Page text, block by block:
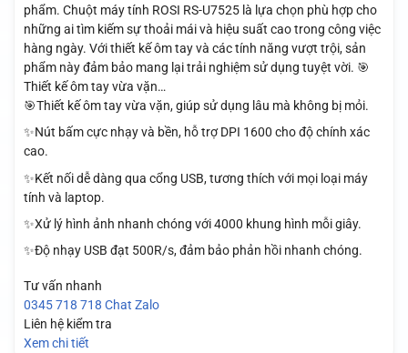
phẩm. Chuột máy tính ROSI RS-U7525 là lựa chọn phù hợp cho
những ai tìm kiếm sự thoải mái và hiệu suất cao trong công việc
hàng ngày. Với thiết kế ôm tay và các tính năng vượt trội, sản
phẩm này đảm bảo mang lại trải nghiệm sử dụng tuyệt vời. 🎯
Thiết kế ôm tay vừa vặn…
🎯Thiết kế ôm tay vừa vặn, giúp sử dụng lâu mà không bị mỏi.
✨Nút bấm cực nhạy và bền, hỗ trợ DPI 1600 cho độ chính xác
cao.
✨Kết nối dễ dàng qua cổng USB, tương thích với mọi loại máy
tính và laptop.
✨Xử lý hình ảnh nhanh chóng với 4000 khung hình mỗi giây.
✨Độ nhạy USB đạt 500R/s, đảm bảo phản hồi nhanh chóng.
Tư vấn nhanh
0345 718 718 Chat Zalo
Liên hệ kiểm tra
Xem chi tiết